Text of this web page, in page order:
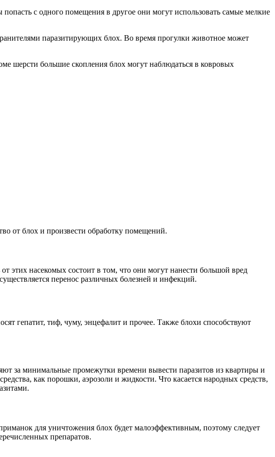
с одного помещения в другое они могут использовать самые мелкие
паразитирующих блох. Во время прогулки животное может
шерсти большие скопления блох могут наблюдаться в ковровых
от блох и произвести обработку помещений.
этих насекомых состоит в том, что они могут нанести большой вред
перенос различных болезней и инфекций.
гепатит, тиф, чуму, энцефалит и прочее. Также блохи способствуют
за минимальные промежутки времени вывести паразитов из квартиры и
как порошки, аэрозоли и жидкости. Что касается народных средств,
для уничтожения блох будет малоэффективным, поэтому следует
препаратов.